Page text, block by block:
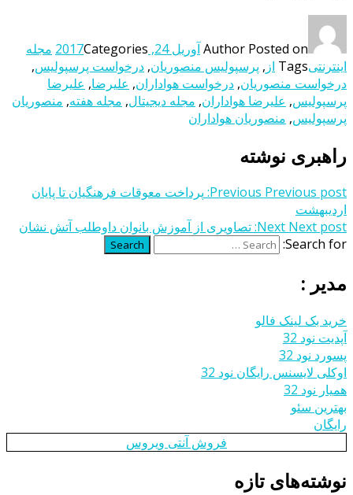
Author Posted on آوریل 24, 2017 Categories
مجله
اینترنتیTags از , پرسپولیس منصوریان, درخواست پرسپولیس,
درخواست منصوریان, درخواست هواداران, علیرضا, علیرضا
پرسپولیس, علیرضا هواداران, مجله دیجیتال, مجله هفته, منصوریان
پرسپولیس, منصوریان هواداران
راهبری نوشته
Previous Previous post:
پرداخت معوقات فرهنگیان تا پایان
اردیبهشت
Next Next post:
تصاویری از آموزش بانوان داوطلب آتش نشان
Search for:
Search
مدیر :
خرید بک لینک فالو
آپدیت نود 32
پسورد نود 32
اوکلی لایسنس رایگان نود 32
همیار نود 32
بهترین سئو
رایگان
فروش آنتی ویروس
نوشته‌های تازه